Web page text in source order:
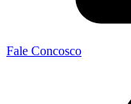
Fale Concosco